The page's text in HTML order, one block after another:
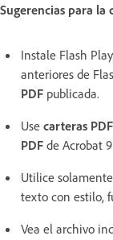
Sugerencias para
Instale Flash
anteriores de
PDF publicada.
Use carteras PDF
PDF de Acrobat
Utilice
texto con estilo,
Vea el archivo